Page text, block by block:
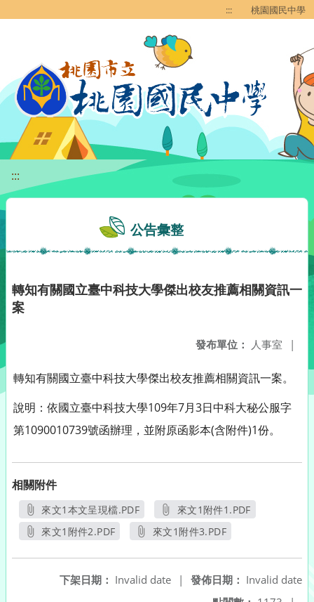
::: 桃園國民中學
:::
公告彙整
轉知有關國立臺中科技大學傑出校友推薦相關資訊一
案
發布單位： 人事室 |
轉知有關國立臺中科技大學傑出校友推薦相關資訊一案。
說明：依國立臺中科技大學109年7月3日中科大秘公服字
第1090010739號函辦理，並附原函影本(含附件)1份。
相關附件
來文1本文呈現檔.PDF
另開新視窗
來文1附件1.PDF
另開新視窗
來文1附件2.PDF
來文1附件3.PDF
發佈日期： Invalid date
下架日期： Invalid date
|